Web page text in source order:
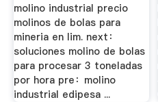
molino industrial precio
molinos de bolas para
mineria en lim. next：
soluciones molino de bolas
para procesar 3 toneladas
por hora pre：molino
industrial edipesa ...